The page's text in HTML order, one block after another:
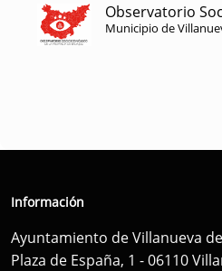
Observatorio
Municipio de
Información
Ayuntamiento de Villanueva
Plaza de España, 1 - 06110